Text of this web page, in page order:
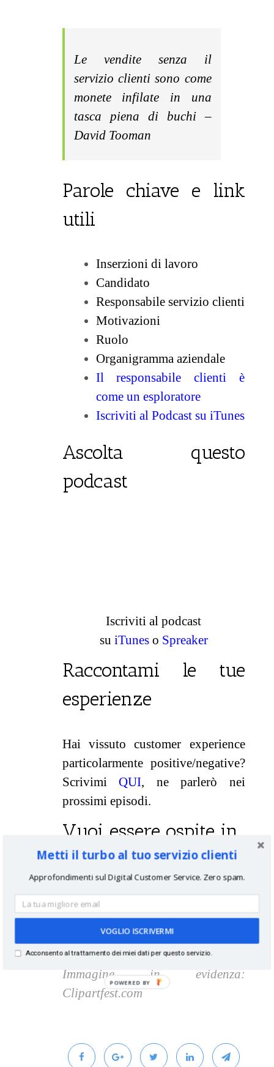
Le vendite senza il
servizio clienti sono come
monete infilate in una
tasca piena di buchi –
David Tooman
Parole chiave e link
utili
Inserzioni di lavoro
Candidato
Responsabile servizio clienti
Motivazioni
Ruolo
Organigramma aziendale
Il responsabile clienti è
come un esploratore
Iscriviti al Podcast su iTunes
Ascolta questo
podcast
Iscriviti al podcast
su iTunes o Spreaker
Raccontami le tue
esperienze
Hai vissuto customer experience
particolarmente positive/negative?
Scrivimi
QUI, ne parlerò nei
prossimi episodi.
Vuoi essere ospite in
questo podcast?
Sei un manager del servizio clienti
evuoi essere intervistatoin
questo podcast?contattami.
Immagine in evidenza:
Clipartfest.com
Metti il turbo al tuo servizio clienti
Approfondimenti sul Digital Customer Service. Zero spam.
VOGLIO ISCRIVERMI
Acconsento al trattamento dei miei dati per questo servizio.